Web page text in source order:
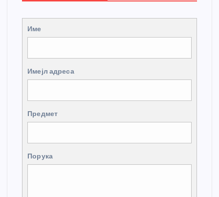
Име
Имејл адреса
Предмет
Порука